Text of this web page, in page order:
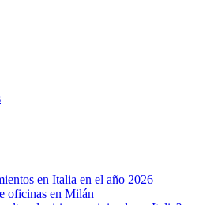
en Italia en el año 2026
oficinas en Milán